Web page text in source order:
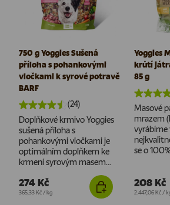
750 g Yoggies Sušená
příloha s pohankovými
vločkami k syrové potravě
BARF
(24)
Doplňkové krmivo Yoggies
sušená příloha s
pohankovými vločkami je
optimálním doplňkem ke
krmení syrovým masem...
274 Kč
Cena za jednotku
365,33 Kč/ kg
Yoggies
krůtí
85 g
Masové
mrazem
vyrábíme
se o
208 Kč
Cena za
2.447,06 Kč/